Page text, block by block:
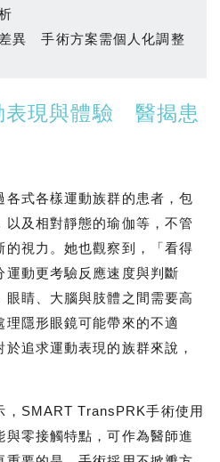
異 手術方案需個人化調整
表現與體驗 醫揭患
各式各樣運動族群的患者，包
及相對靜態的瑜伽等，不管
視力。她也觀察到，「看得
動更考驗反應速度與判斷
睛、大腦與肢體之間需要高
理隱形眼鏡可能帶來的不適
追求運動表現的族群來說，
，SMART TransPRK手術使用
零接觸特點，可作為醫師進